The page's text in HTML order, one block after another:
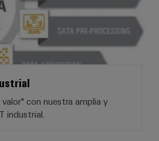
con nuestra amplia y
industrial.